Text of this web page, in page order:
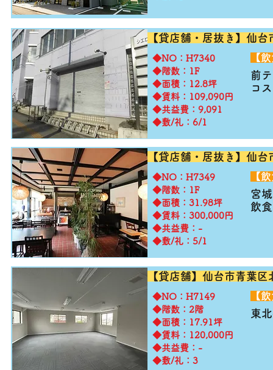
【貸店舗・居抜き】仙
​◆NO：H7340
◆階数：1F
◆面積：12.8坪
◆賃料：109,090円
◆共益費：9,091
◆敷/礼：6/1
【
前
コ
【貸店舗・居抜き】仙
​◆NO：H7349
◆階数：1F
◆面積：31.98坪
◆賃料：300,000円
◆共益費：-
◆敷/礼：5/1
【
宮
飲
【貸店舗】仙台市青葉
​◆NO：H7149
◆階数：2階
◆面積：17.91坪
◆賃料：120,000円
◆共益費：-
◆敷/礼：3
東
【